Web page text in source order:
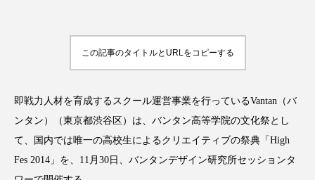
FEATURED 注目の企画
TAG LIST
この記事のタイトルとURLをコピーする
即戦力人材を育成するスクール運営事業を行っているVantan（バ
ンタン）（東京都渋谷区）は、バンタン高等学院の文化祭とし
て、国内では唯一の高校生によるクリエイティブの祭典「High
Fes 2014」を、11月30日、バンタンデザイン研究所セッションタ